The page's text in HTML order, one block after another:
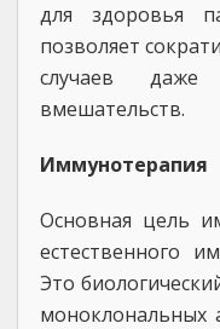
для здоровья
позволяет
случаев даже
вмешательств.
Иммунотерапия
Основная цель
естественного
Это
моноклональных